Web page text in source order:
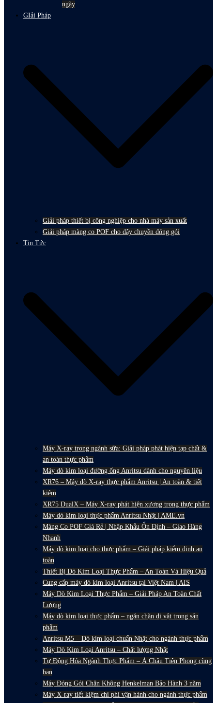
ngày
GIải Pháp
Giải pháp thiết bị công nghiệp cho nhà máy sản xuất
Giải pháp màng co POF cho dây chuyền đóng gói
Tin Tức
Máy X-ray trong ngành sữa: Giải pháp phát hiện tạp chất &
an toàn thực phẩm
Máy dò kim loại đường ống Anritsu dành cho nguyên liệu
XR76 – Máy dò X-ray thực phẩm Anritsu | An toàn & tiết
kiệm
XR75 DualX – Máy X-ray phát hiện xương trong thực phẩm
Máy dò kim loại thực phẩm Anritsu Nhật | AME.vn
Màng Co POF Giá Rẻ | Nhập Khẩu Ổn Định – Giao Hàng
Nhanh
Máy dò kim loại cho thực phẩm – Giải pháp kiểm định an
toàn
Thiết Bị Dò Kim Loại Thực Phẩm – An Toàn Và Hiệu Quả
Cung cấp máy dò kim loại Anritsu tại Việt Nam | AIS
Máy Dò Kim Loại Thực Phẩm – Giải Pháp An Toàn Chất
Lượng
Máy dò kim loại thực phẩm – ngăn chặn dị vật trong sản
phẩm
Anritsu M5 – Dò kim loại chuẩn Nhật cho ngành thực phẩm
Máy Dò Kim Loại Anritsu – Chất lượng Nhật
Tự Động Hóa Ngành Thực Phẩm – Á Châu Tiên Phong cùng
bạn
Máy Đóng Gói Chân Không Henkelman Bảo Hành 3 năm
Máy X-ray tiết kiệm chi phí vận hành cho ngành thực phẩm